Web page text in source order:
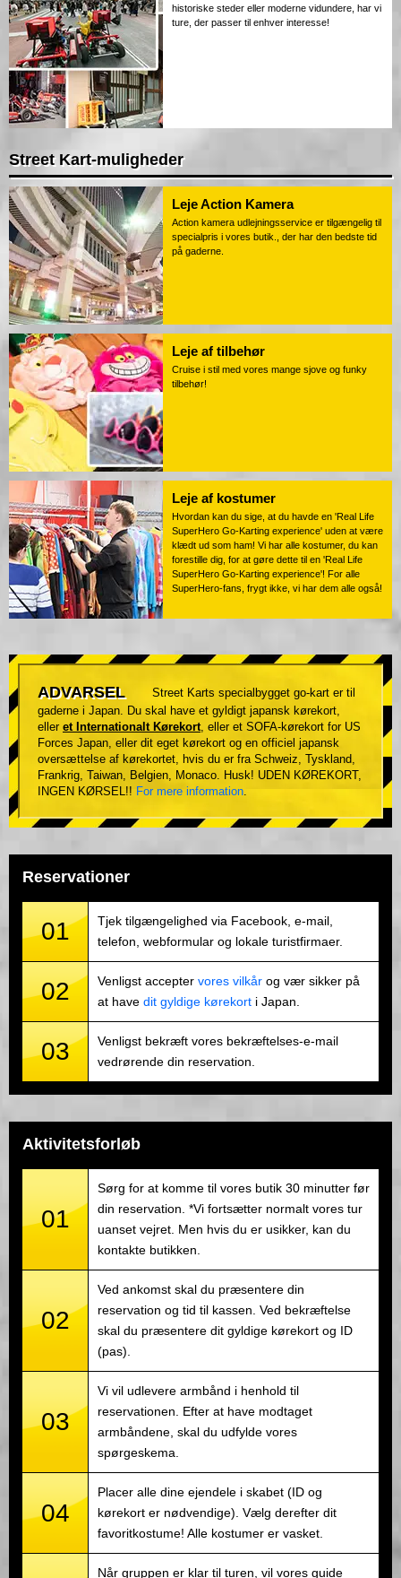
historiske steder eller moderne vidundere, har vi
ture, der passer til enhver interesse!
Street Kart-muligheder
Leje Action Kamera
Action kamera udlejningsservice er tilgængelig til
specialpris i vores butik., der har den bedste tid
på gaderne.
Leje af tilbehør
Cruise i stil med vores mange sjove og funky
tilbehør!
Leje af kostumer
Hvordan kan du sige, at du havde en 'Real Life
SuperHero Go-Karting experience' uden at være
klædt ud som ham! Vi har alle kostumer, du kan
forestille dig, for at gøre dette til en 'Real Life
SuperHero Go-Karting experience'! For alle
SuperHero-fans, frygt ikke, vi har dem alle også!
ADVARSEL
Street Karts specialbygget go-kart er til
gaderne i Japan. Du skal have et gyldigt japansk kørekort,
eller et Internationalt Kørekort , eller et SOFA-kørekort for US
Forces Japan, eller dit eget kørekort og en officiel japansk
oversættelse af kørekortet, hvis du er fra Schweiz, Tyskland,
Frankrig, Taiwan, Belgien, Monaco. Husk! UDEN KØREKORT,
INGEN KØRSEL!! For mere information
Reservationer
01
Tjek tilgængelighed via Facebook, e-mail,
telefon, webformular og lokale turistfirmaer.
02 Venligst accepter vores vilkår og vær sikker på
at have dit gyldige kørekort i Japan.
03
Venligst bekræft vores bekræftelses-e-mail
vedrørende din reservation.
Aktivitetsforløb
01
Sørg for at komme til vores butik 30 minutter før
din reservation. *Vi fortsætter normalt vores tur
uanset vejret. Men hvis du er usikker, kan du
kontakte butikken.
02
Ved ankomst skal du præsentere din
reservation og tid til kassen. Ved bekræftelse
skal du præsentere dit gyldige kørekort og ID
(pas).
03
Vi vil udlevere armbånd i henhold til
reservationen. Efter at have modtaget
armbåndene, skal du udfylde vores
spørgeskema.
04
Placer alle dine ejendele i skabet (ID og
kørekort er nødvendige). Vælg derefter dit
favoritkostume! Alle kostumer er vasket.
Når gruppen er klar til turen, vil vores guide